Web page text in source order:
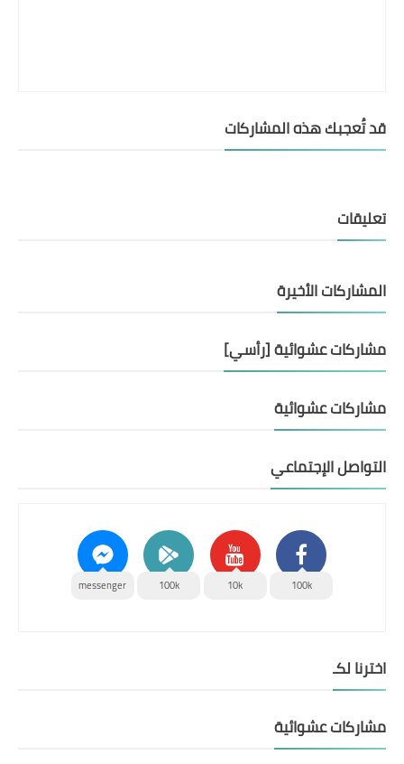
قد تُعجبك هذه المشاركات
تعليقات
المشاركات الأخيرة
مشاركات عشوائية [رأسي]
مشاركات عشوائية
التواصل الإجتماعي
100k
10k
100k
messenger
اخترنا لكـ
مشاركات عشوائية